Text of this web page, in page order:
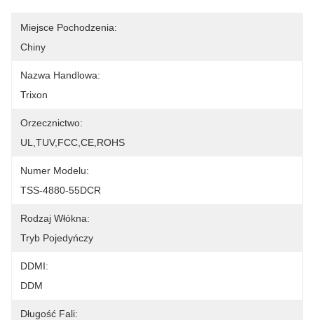
Miejsce Pochodzenia:
Chiny
Nazwa Handlowa:
Trixon
Orzecznictwo:
UL,TUV,FCC,CE,ROHS
Numer Modelu:
TSS-4880-55DCR
Rodzaj Włókna:
Tryb Pojedyńczy
DDMI:
DDM
Długość Fali: